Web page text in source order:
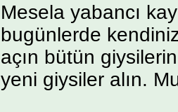
Mesela yabancı
bugünlerde
açın bütün
yeni giysiler alın.